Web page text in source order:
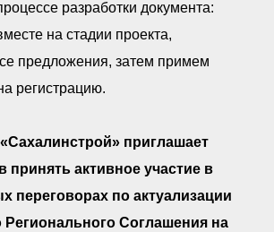
разработки документа:
на стадии проекта,
предложения, затем примем
регистрацию.
приглашает
принять активное участие в
переговорах по актуализации
Регионального Соглашения на